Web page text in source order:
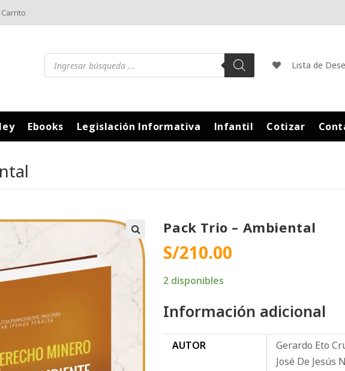
Carrito
Lista de
Ebooks Legislación Informativa Infantil Cotizar
Pack Trio – Ambiental
S/210.00
2 disponibles
Información adicional
AUTOR
Gerardo Eto
José De Jesús